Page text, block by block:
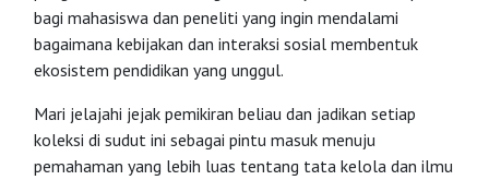
bagi mahasiswa dan peneliti yang ingin mendalami
bagaimana kebijakan dan interaksi sosial membentuk
ekosistem pendidikan yang unggul.
Mari jelajahi jejak pemikiran beliau dan jadikan setiap
koleksi di sudut ini sebagai pintu masuk menuju
pemahaman yang lebih luas tentang tata kelola dan ilmu